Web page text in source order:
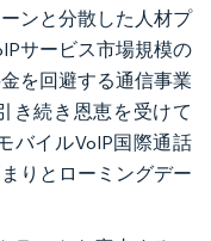
ンと分散した人材プ
サービス市場規模の
を回避する通信事業
き続き恩恵を受けて
バイルVoIP国際通話
りとローミングデー